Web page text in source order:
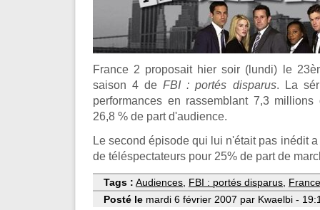
France 2 proposait hier soir (lundi) le
saison 4 deFBI : portés disparus. La
performances en rassemblant 7,3 millions
26,8 % de part d'audience.
Le second épisode qui lui n'était pas inédit
de téléspectateurs pour 25% de part de
Tags : Audiences FBI : portés disparus
Posté le mardi 6 février 2007 par Kwaelbi -